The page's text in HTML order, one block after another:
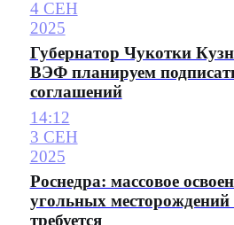
4 СЕН
2025
Губернатор Чукотки
ВЭФ планируем
соглашений
14:12
3 СЕН
2025
Роснедра: массовое
угольных месторождений
требуется